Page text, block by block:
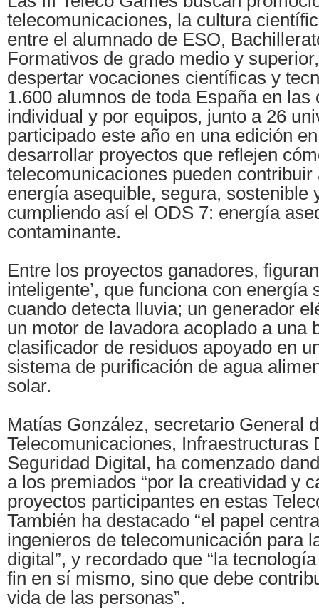
telecomunicaciones, la cultura
entre el alumnado de ESO,
Formativos de grado medio y
despertar vocaciones científicas y
1.600 alumnos de toda España en las
individual y por equipos, junto a 26
participado este año en una edición
desarrollar proyectos que reflejen
telecomunicaciones pueden contribuir
energía asequible, segura, sostenible
cumpliendo así el ODS 7: energía
contaminante.
Entre los proyectos ganadores,
inteligente’, que funciona con energía
cuando detecta lluvia; un generador
un motor de lavadora acoplado a una
clasificador de residuos apoyado en
sistema de purificación de agua
solar.
Matías González, secretario General
Telecomunicaciones, Infraestructuras
Seguridad Digital, ha comenzado
a los premiados “por la creatividad y
proyectos participantes en estas
También ha destacado “el papel
ingenieros de telecomunicación para
digital”, y recordado que “la
fin en sí mismo, sino que debe
vida de las personas”.